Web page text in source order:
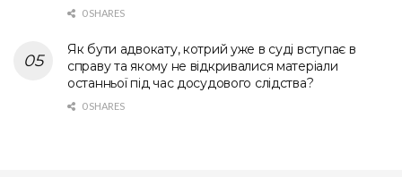
0 SHARES
Як бути адвокату, котрий уже в суді вступає в
справу та якому не відкривалися матеріали
останньої під час досудового слідства?
0 SHARES